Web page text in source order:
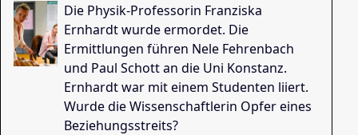
Die Physik-Professorin Franziska
Ernhardt wurde ermordet. Die
Ermittlungen führen Nele Fehrenbach
und Paul Schott an die Uni Konstanz.
Ernhardt war mit einem Studenten liiert.
Wurde die Wissenschaftlerin Opfer eines
Beziehungsstreits?